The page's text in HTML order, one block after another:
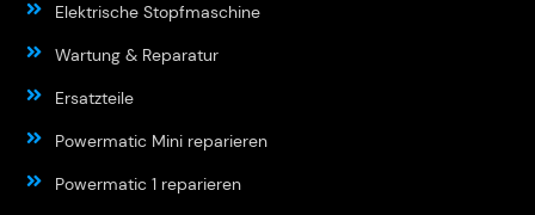
Elektrische Stopfmaschine
Wartung & Reparatur
Ersatzteile
Powermatic Mini reparieren
Powermatic 1 reparieren